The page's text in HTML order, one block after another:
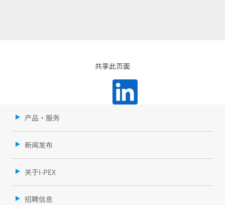
共享此页面
产品・服务
新闻发布
关于I-PEX
招聘信息